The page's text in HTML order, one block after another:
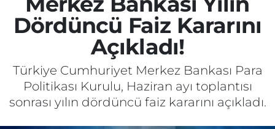
Dördüncü Faiz Kararını
Açıkladı!
Türkiye Cumhuriyet Merkez Bankası Para
Politikası Kurulu, Haziran ayı toplantısı
sonrası yılın dördüncü faiz kararını açıkladı.
SİYASET
SAĞLIK
Künye
Tüm Manşetler
Son Dakika Haberleri
Haber Arşivi